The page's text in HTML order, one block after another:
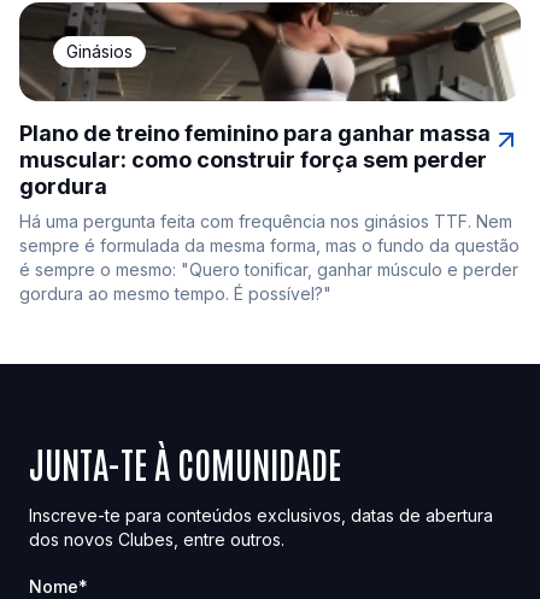
Ginásios
Plano de treino feminino para ganhar massa
muscular: como construir força sem perder
gordura
Há uma pergunta feita com frequência nos ginásios TTF. Nem
sempre é formulada da mesma forma, mas o fundo da questão
é sempre o mesmo: "Quero tonificar, ganhar músculo e perder
gordura ao mesmo tempo. É possível?"
JUNTA-TE À COMUNIDADE
Inscreve-te para conteúdos exclusivos, datas de abertura
dos novos Clubes, entre outros.
Nome*